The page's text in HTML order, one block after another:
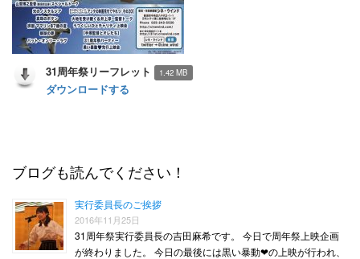
31周年祭リーフレット 1.42 MB
ダウンロードする
ブログも読んでください！
実行委員長のご挨拶
2016年11月25日
31周年祭実行委員長の吉田麻希です。 今日で周年祭上映企画
が終わりました。 今日の最後には黒い暴動❤︎の上映が行われ、